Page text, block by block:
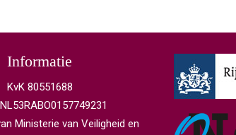
Informatie
KvK 80551688
Ministerie van Veiligheid en